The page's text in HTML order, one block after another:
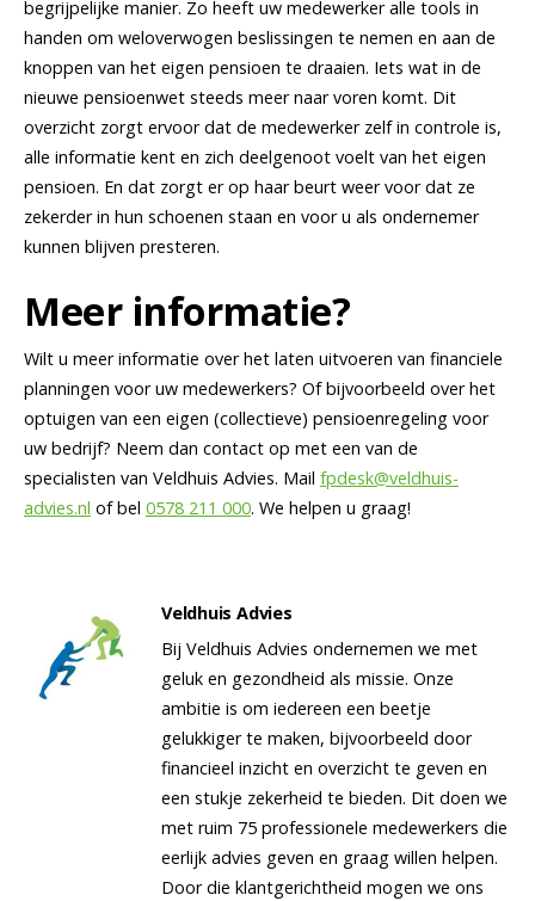
begrijpelijke manier. Zo heeft uw medewerker alle tools in
handen om weloverwogen beslissingen te nemen en aan de
knoppen van het eigen pensioen te draaien. Iets wat in de
nieuwe pensioenwet steeds meer naar voren komt. Dit
overzicht zorgt ervoor dat de medewerker zelf in controle is,
alle informatie kent en zich deelgenoot voelt van het eigen
pensioen. En dat zorgt er op haar beurt weer voor dat ze
zekerder in hun schoenen staan en voor u als ondernemer
kunnen blijven presteren.
Meer informatie?
Wilt u meer informatie over het laten uitvoeren van financiele
planningen voor uw medewerkers? Of bijvoorbeeld over het
optuigen van een eigen (collectieve) pensioenregeling voor
uw bedrijf? Neem dan contact op met een van de
specialisten van Veldhuis Advies. Mail fpdesk@veldhuis-
advies.nl of bel 0578 211 000. We helpen u graag!
Veldhuis Advies
Bij Veldhuis Advies ondernemen we met
geluk en gezondheid als missie. Onze
ambitie is om iedereen een beetje
gelukkiger te maken, bijvoorbeeld door
financieel inzicht en overzicht te geven en
een stukje zekerheid te bieden. Dit doen we
met ruim 75 professionele medewerkers die
eerlijk advies geven en graag willen helpen.
Door die klantgerichtheid mogen we ons